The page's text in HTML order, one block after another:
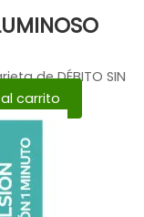
de DÉBITO SIN
carrito